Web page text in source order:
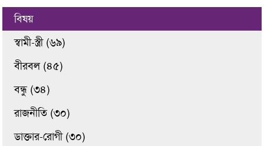
বিষয়
স্বামী-স্ত্রী (৬৯)
বীরবল (৪৫)
বন্ধু (৩৪)
রাজনীতি (৩০)
ডাক্তার-রোগী (৩০)